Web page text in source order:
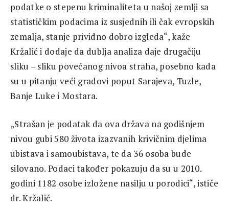
podatke o stepenu kriminaliteta u našoj zemlji sa
statističkim podacima iz susjednih ili čak evropskih
zemalja, stanje prividno dobro izgleda“, kaže
Kržalić i dodaje da dublja analiza daje drugačiju
sliku – sliku povećanog nivoa straha, posebno kada
su u pitanju veći gradovi poput Sarajeva, Tuzle,
Banje Luke i Mostara.
„Strašan je podatak da ova država na godišnjem
nivou gubi 580 života izazvanih krivičnim djelima
ubistava i samoubistava, te da 36 osoba bude
silovano. Podaci također pokazuju da su u 2010.
godini 1182 osobe izložene nasilju u porodici“, ističe
dr. Kržalić.